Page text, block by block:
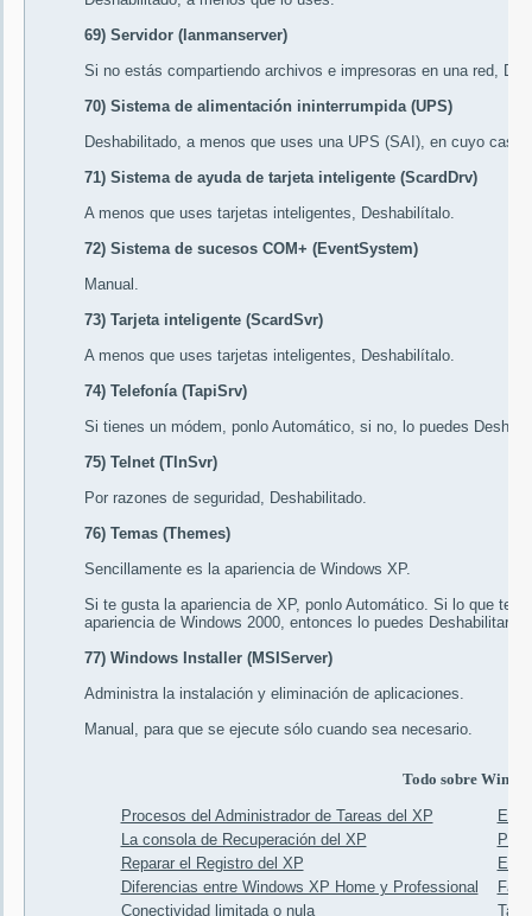
69) Servidor (lanmanserver)
Si no estás compartiendo archivos e impresoras en una red,
70) Sistema de alimentación ininterrumpida (UPS)
Deshabilitado, a menos que uses una UPS (SAI), en cuyo caso
71) Sistema de ayuda de tarjeta inteligente (ScardDrv)
A menos que uses tarjetas inteligentes, Deshabilítalo.
72) Sistema de sucesos COM+ (EventSystem)
Manual .
73) Tarjeta inteligente (ScardSvr)
A menos que uses tarjetas inteligentes, Deshabilítalo.
74) Telefonía (TapiSrv)
Si tienes un módem, ponlo Automático, si no, lo puedes
75) Telnet (TlnSvr)
Por razones de seguridad, Deshabilitado.
76) Temas (Themes)
Sencillamente es la apariencia de Windows XP.
Si te gusta la apariencia de XP, ponlo Automático. Si lo que te
apariencia de Windows 2000, entonces lo puedes Deshabilitar
77) Windows Installer (MSIServer)
Administra la instalación y eliminación de aplicaciones.
Manual , para que se ejecute sólo cuando sea necesario.
Todo sobre
Procesos del Administrador de Tareas del XP
El
La consola de Recuperación del XP
Reparar el Registro del XP
Diferencias entre Windows XP Home y Professional
Faq
Conectividad limitada o nula